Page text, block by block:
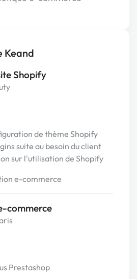
Keand
Shopify
de thème Shopify
suite au besoin du client
sur l'utilisation de Shopify
e-commerce
commerce
Prestashop